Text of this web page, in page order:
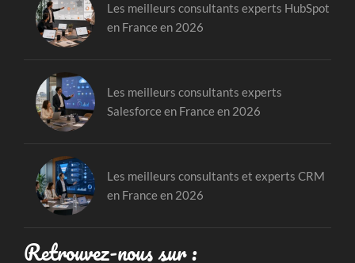
Les meilleurs consultants experts HubSpot
en France en 2026
Les meilleurs consultants experts
Salesforce en France en 2026
Les meilleurs consultants et experts CRM
en France en 2026
Retrouvez-nous sur :